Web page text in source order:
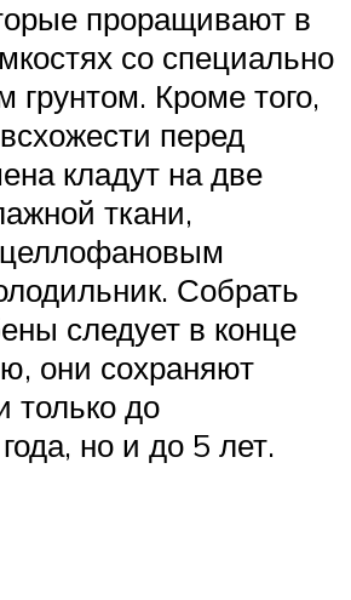
проращивают в
со специально
грунтом. Кроме того,
перед
кладут на две
ткани,
Собрать
следует в конце
они сохраняют
только до
но и до 5 лет.